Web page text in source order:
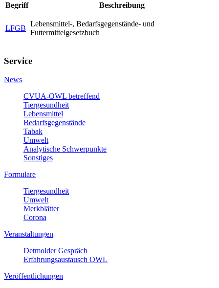
Begriff Beschreibung
LFGB
Lebensmittel-, Bedarfsgegenstände- und
Futtermittelgesetzbuch
Service
News
CVUA-OWL betreffend
Tiergesundheit
Lebensmittel
Bedarfsgegenstände
Tabak
Umwelt
Analytische Schwerpunkte
Sonstiges
Formulare
Tiergesundheit
Umwelt
Merkblätter
Corona
Veranstaltungen
Detmolder Gespräch
Erfahrungsaustausch OWL
Veröffentlichungen